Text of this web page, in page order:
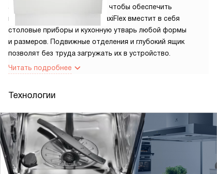
автоматически открывается, чтобы обеспечить
вентиляцию камеры. Ящик MaxiFlex вместит в себя
столовые приборы и кухонную утварь любой формы
и размеров. Подвижные отделения и глубокий ящик
позволят без труда загружать их в устройство.
Читать подробнее
Технологии